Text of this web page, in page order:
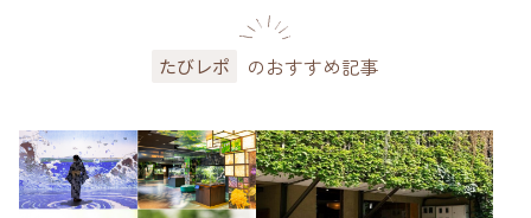
たびレポ のおすすめ記事